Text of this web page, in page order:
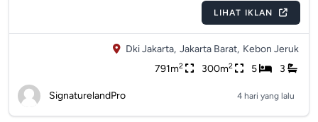
LIHAT IKLAN
Dki Jakarta, Jakarta Barat, Kebon Jeruk
791m2 300m2 5 3
SignaturelandPro 4 hari yang lalu